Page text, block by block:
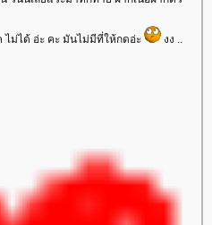
ไม่ได้ อ่ะ คะ มันไม่มีที่ให้กดอ่ะ
งง ..